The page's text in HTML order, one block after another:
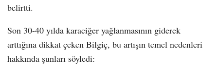
belirtti.
Son 30-40 yılda karaciğer yağlanmasının giderek
arttığına dikkat çeken Bilgiç, bu artışın temel nedenleri
hakkında şunları söyledi: